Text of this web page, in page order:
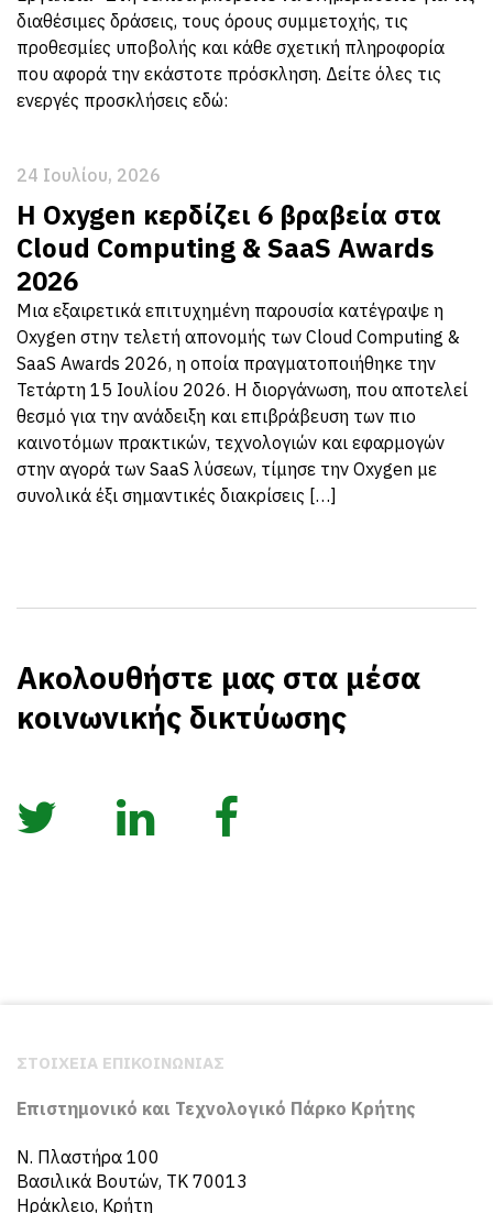
διαθέσιμες δράσεις, τους όρους συμμετοχής, τις
προθεσμίες υποβολής και κάθε σχετική πληροφορία
που αφορά την εκάστοτε πρόσκληση. Δείτε όλες τις
ενεργές προσκλήσεις εδώ:
24 Ιουλίου, 2026
Η Oxygen κερδίζει 6 βραβεία στα
Cloud Computing & SaaS Awards
2026
Μια εξαιρετικά επιτυχημένη παρουσία κατέγραψε η
Oxygen στην τελετή απονομής των Cloud Computing &
SaaS Awards 2026, η οποία πραγματοποιήθηκε την
Τετάρτη 15 Ιουλίου 2026. Η διοργάνωση, που αποτελεί
θεσμό για την ανάδειξη και επιβράβευση των πιο
καινοτόμων πρακτικών, τεχνολογιών και εφαρμογών
στην αγορά των SaaS λύσεων, τίμησε την Oxygen με
συνολικά έξι σημαντικές διακρίσεις […]
Ακολουθήστε μας στα μέσα
κοινωνικής δικτύωσης
ΣΤΟΙΧΕΙΑ ΕΠΙΚΟΙΝΩΝΙΑΣ
Επιστημονικό και Τεχνολογικό Πάρκο Κρήτης
N. Πλαστήρα 100
Βασιλικά Βουτών, ΤΚ 70013
Ηράκλειο, Κρήτη